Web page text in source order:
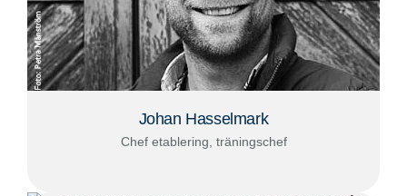
Johan Hasselmark
Chef etablering, träningschef